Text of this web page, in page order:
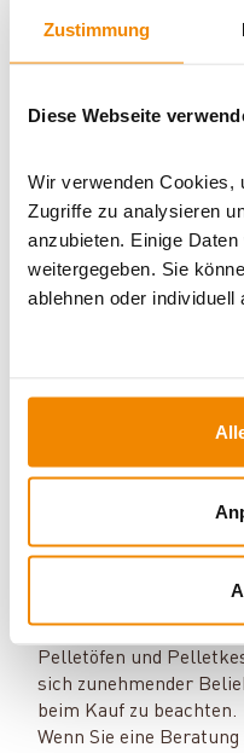
Zustimmung
Diese Webseite
Wir verwenden Cookies,
Zugriffe zu analysieren
anzubieten. Einige
weitergegeben. Sie
ablehnen oder individuell
Dieses Produkt finden Sie
Ihr Berater zum
Martin Krause berät
Pelletöfen und
sich zunehmender
beim Kauf zu beachten.
Wenn Sie eine